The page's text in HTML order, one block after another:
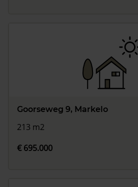
Goorseweg 9, Markelo
213 m2
€ 695.000